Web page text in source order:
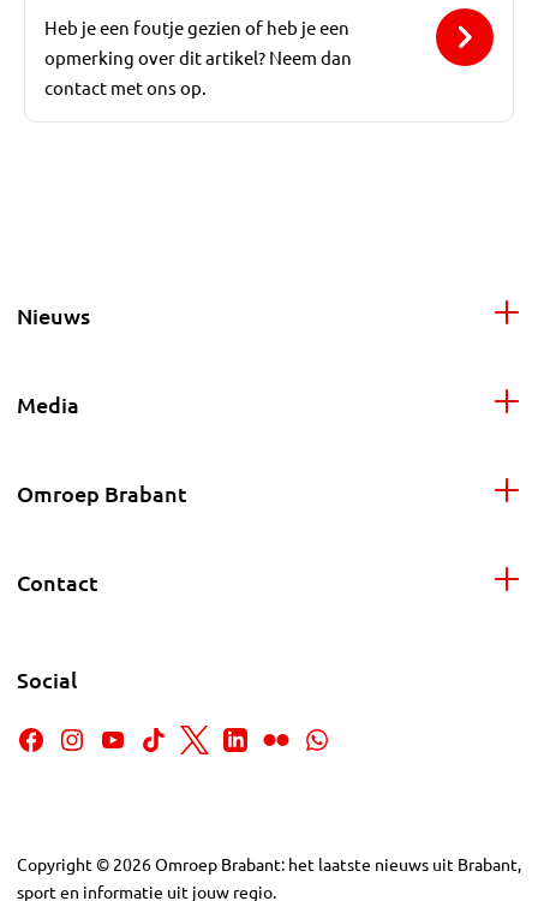
Heb je een foutje gezien of heb je een
opmerking over dit artikel? Neem dan
contact met ons op.
Nieuws
Media
Omroep Brabant
Contact
Social
Copyright © 2026Omroep Brabant: het laatste nieuws uit Brabant,
sport en informatie uit jouw regio.